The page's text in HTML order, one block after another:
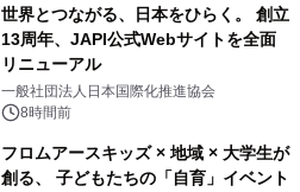
世界とつながる、日本をひらく。 創立
13周年、JAPI公式Webサイトを全面
リニューアル
一般社団法人日本国際化推進協会
8時間前
フロムアースキッズ × 地域 × 大学生が
創る、 子どもたちの「自育」イベント